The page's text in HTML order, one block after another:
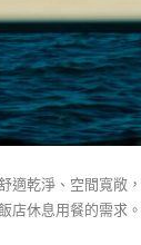
乾淨、空間寬
店休息用餐的需求。